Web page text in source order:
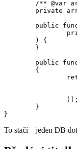
To stačí – jeden DB